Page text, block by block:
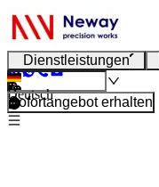
Dienstleistungen
Deutsch
Sofortangebot erhalten